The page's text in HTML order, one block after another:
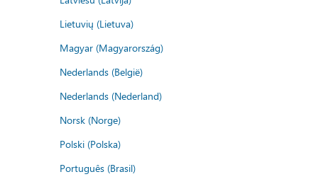
Lietuvių (Lietuva)
Magyar (Magyarország)
Nederlands (België)
Nederlands (Nederland)
Norsk (Norge)
Polski (Polska)
Português (Brasil)